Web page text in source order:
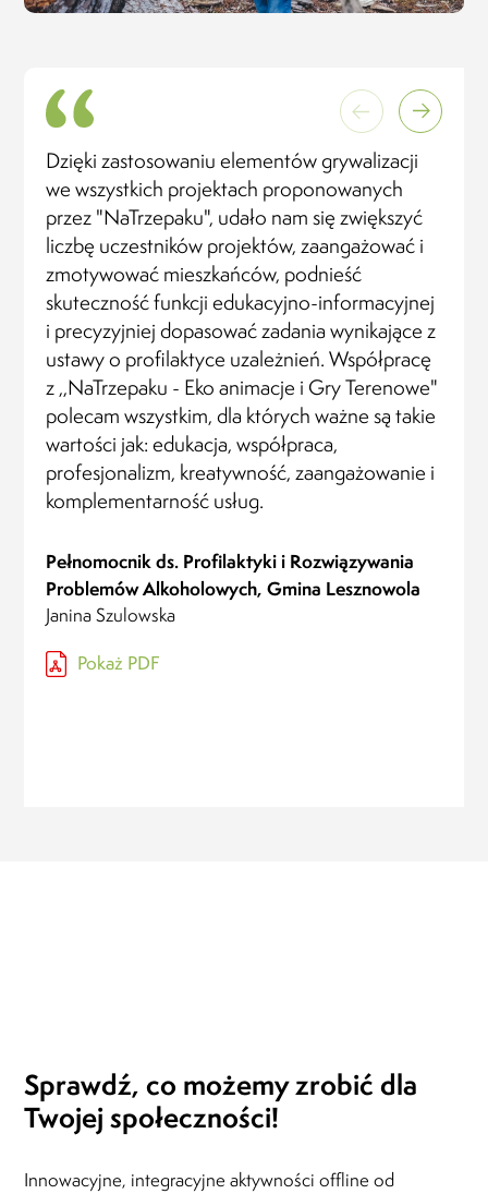
Dzięki zastosowaniu elementów grywalizacji
we wszystkich projektach proponowanych
przez "NaTrzepaku", udało nam się zwiększyć
liczbę uczestników projektów, zaangażować i
zmotywować mieszkańców, podnieść
skuteczność funkcji edukacyjno-informacyjnej
i precyzyjniej dopasować zadania wynikające z
ustawy o profilaktyce uzależnień. Współpracę
z ,,NaTrzepaku - Eko animacje i Gry Terenowe"
polecam wszystkim, dla których ważne są takie
wartości jak: edukacja, współpraca,
profesjonalizm, kreatywność, zaangażowanie i
komplementarność usług.
Pełnomocnik ds. Profilaktyki i Rozwiązywania
Problemów Alkoholowych, Gmina Lesznowola
Janina Szulowska
Pokaż PDF
Sprawdź, co możemyzrobić dla
Twojej społeczności!
Innowacyjne, integracyjne aktywności offline od